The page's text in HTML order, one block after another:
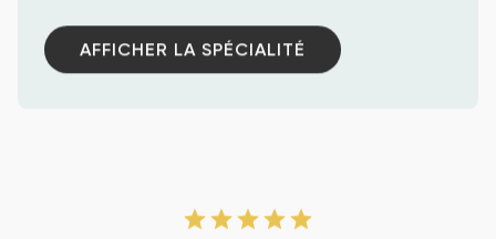
AFFICHER LA SPÉCIALITÉ